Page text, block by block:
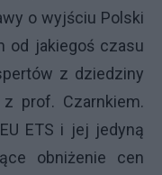
o wyjściu Polski
od jakiegoś czasu
z dziedziny
z prof. Czarnkiem.
ETS i jej jedyną
obniżenie cen